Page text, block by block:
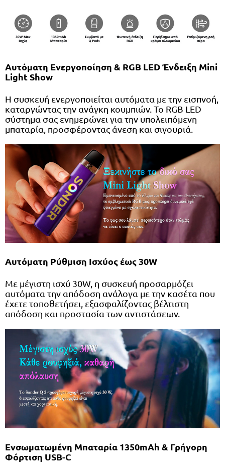
Αυτόματη Ενεργοποίηση & RGB LED Ένδειξη Mini
Light Show
Η συσκευή ενεργοποιείται αυτόματα με την εισπνοή,
καταργώντας την ανάγκη κουμπιών. Το RGB LED
σύστημα σας ενημερώνει για την υπολειπόμενη
μπαταρία, προσφέροντας άνεση και σιγουριά.
Αυτόματη Ρύθμιση Ισχύος έως 30W
Με μέγιστη ισχύ 30W, η συσκευή προσαρμόζει
αυτόματα την απόδοση ανάλογα με την κασέτα που
έχετε τοποθετήσει, εξασφαλίζοντας βέλτιστη
απόδοση και προστασία των αντιστάσεων.
Ενσωματωμένη Μπαταρία 1350mAh & Γρήγορη
Φόρτιση USB-C